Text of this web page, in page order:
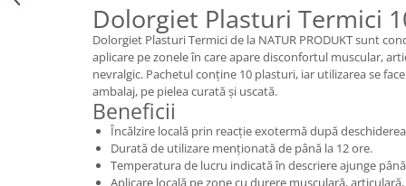
Dolorgiet Plasturi Termici
Dolorgiet Plasturi Termici de la NATUR PRODUKT sunt
aplicare pe zonele în care apare disconfortul muscular,
nevralgic. Pachetul conține 10 plasturi, iar utilizarea se
ambalaj, pe pielea curată și uscată.
Beneficii
Încălzire locală prin reacție exotermă după
Durată de utilizare menționată de până la 12 ore.
Temperatura de lucru indicată în descriere ajunge până
Aplicare locală pe zone cu durere musculară,